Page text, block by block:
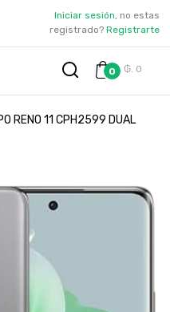
Iniciar sesión, no estas
registrado? Registrarte
0 ₲. 0
RENO 11 CPH2599 DUAL